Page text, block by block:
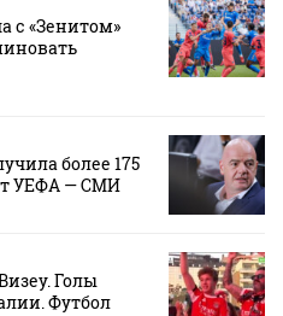
с «Зенитом»
более 175
УЕФА — СМИ
Голы
Футбол